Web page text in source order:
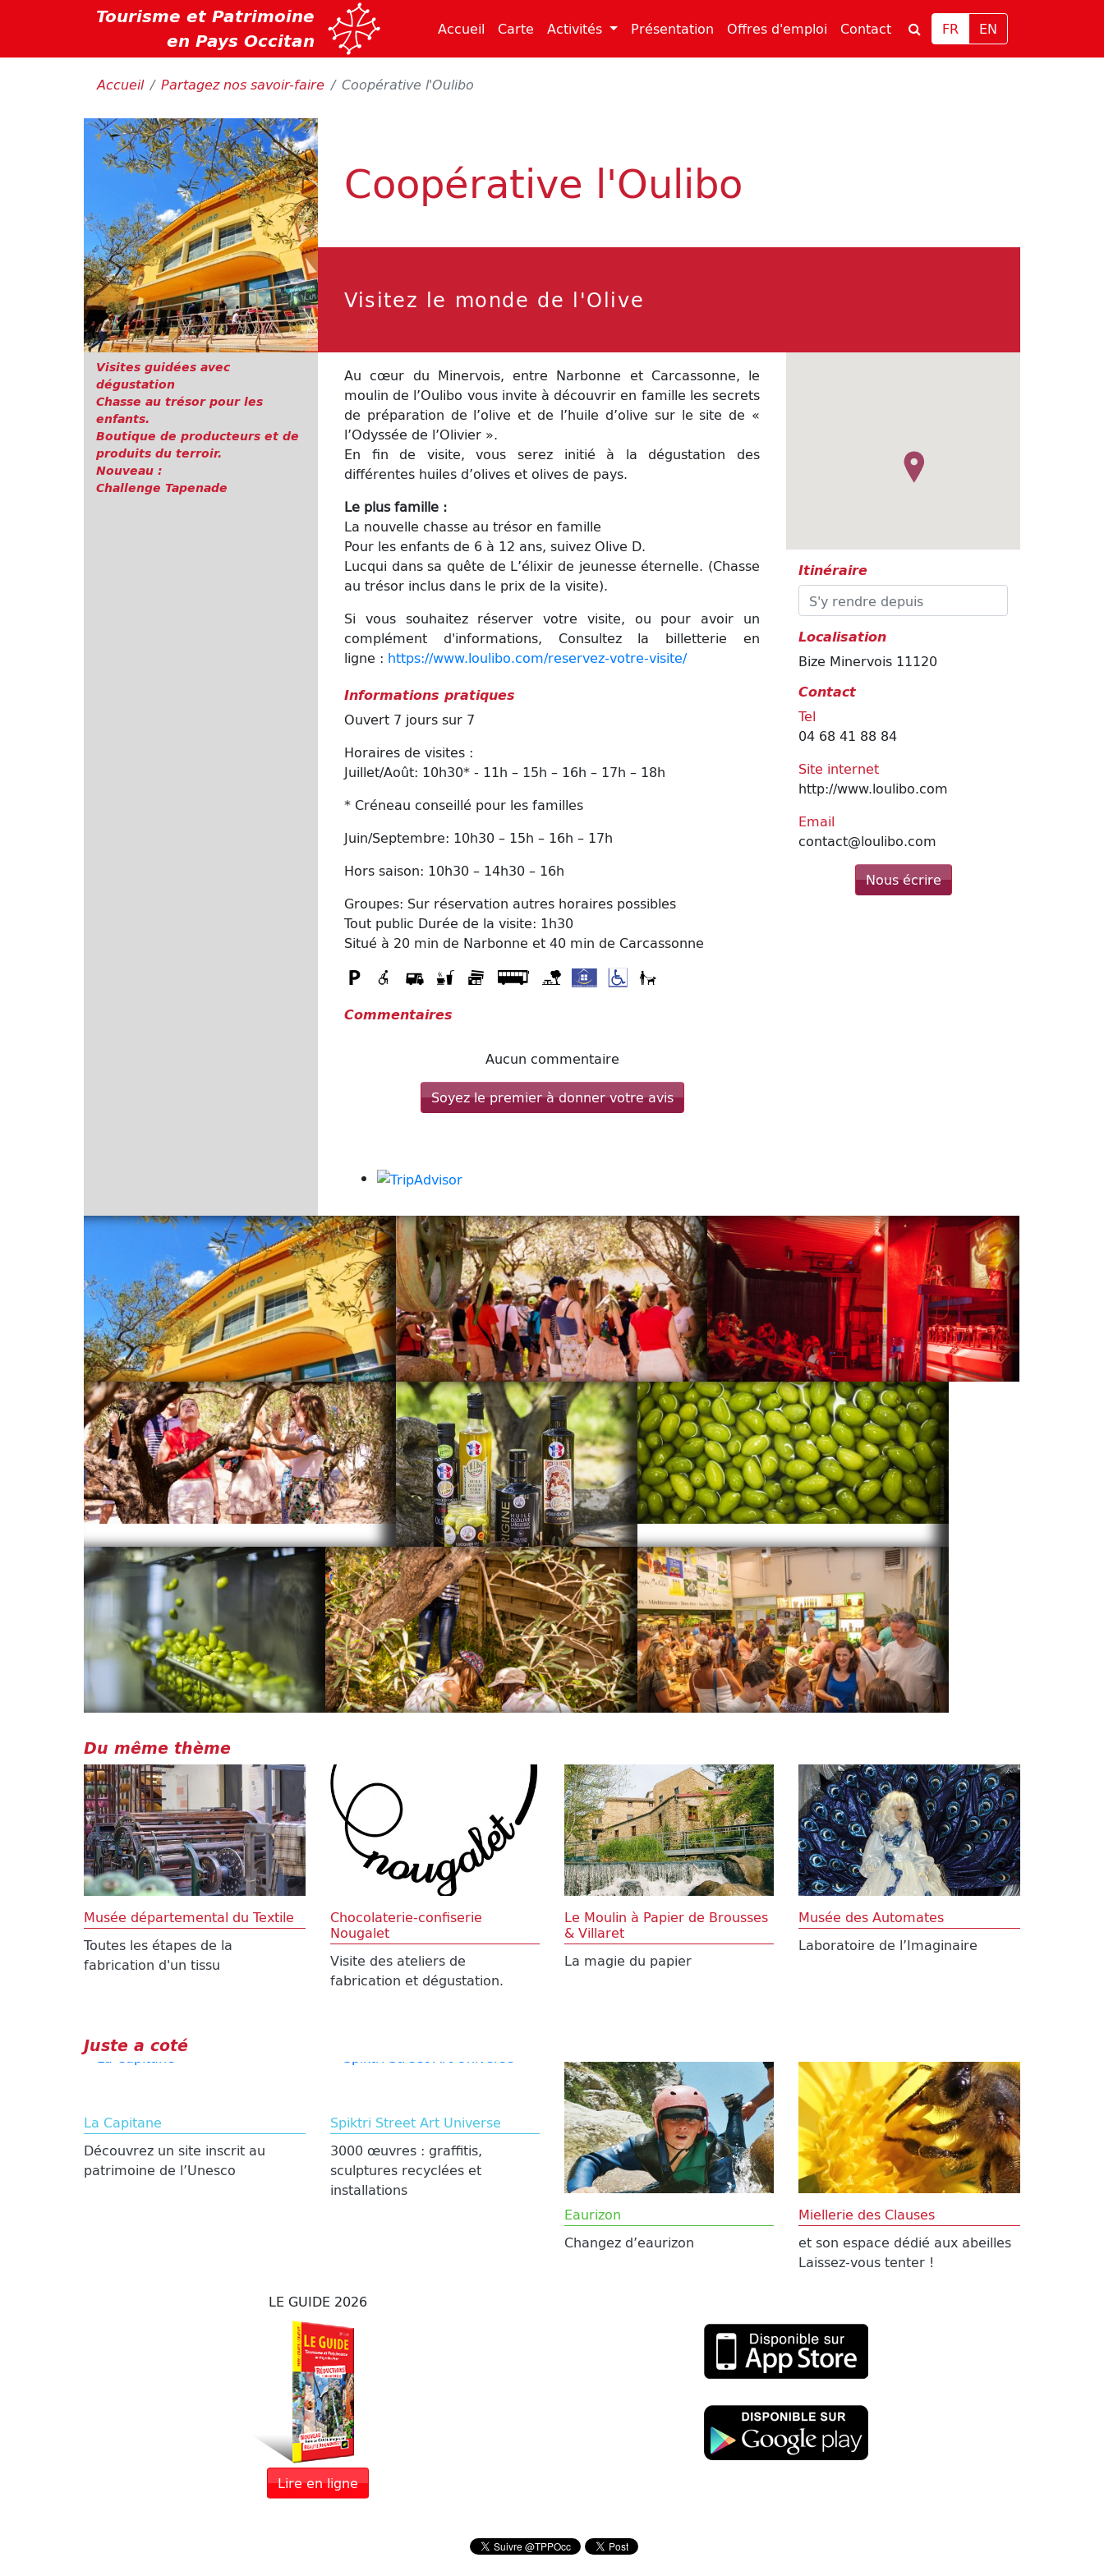
Tourisme et Patrimoine
en Pays Occitan
Accueil (current)
Carte (current)
Activités Présentation (current)
Offres d'emploi Contact(current)FR EN
Accueil Partagez nos savoir-faire Coopérative l'Oulibo
Coopérative l'Oulibo
Visitez le monde de l'Olive
Visites guidées avec
dégustation
Chasse au trésor pour les
enfants.
Boutique de producteurs et de
produits du terroir.
Nouveau :
Challenge Tapenade
Au cœur du Minervois, entre Narbonne et Carcassonne, le
moulin de l’Oulibo vous invite à découvrir en famille les secrets
de préparation de l’olive et de l’huile d’olive sur le site de «
l’Odyssée de l’Olivier ».
En fin de visite, vous serez initié à la dégustation des
différentes huiles d’olives et olives de pays.
Le plus famille :
La nouvelle chasse au trésor en famille
Pour les enfants de 6 à 12 ans, suivez Olive D.
Lucqui dans sa quête de L’élixir de jeunesse éternelle. (Chasse
au trésor inclus dans le prix de la visite).
Si vous souhaitez réserver votre visite, ou pour avoir un
complément d'informations, Consultez la billetterie en
ligne : https://www.loulibo.com/reservez-votre-visite/
Informations pratiques
Ouvert 7 jours sur 7
Horaires de visites :
Juillet/Août: 10h30* - 11h – 15h – 16h – 17h – 18h
* Créneau conseillé pour les familles
Juin/Septembre: 10h30 – 15h – 16h – 17h
Hors saison: 10h30 – 14h30 – 16h
Groupes: Sur réservation autres horaires possibles
Tout public Durée de la visite: 1h30
Situé à 20 min de Narbonne et 40 min de Carcassonne
Commentaires
Aucun commentaire
Soyez le premier à donner votre avis
Itinéraire
Localisation
Bize Minervois 11120
Contact
Tel
04 68 41 88 84
Site internet
http://www.loulibo.com
Email
contact@loulibo.com
Nous écrire
Du même thème
Musée départemental du Textile
Toutes les étapes de la
fabrication d'un tissu
Chocolaterie-confiserie
Nougalet
Visite des ateliers de
fabrication et dégustation.
Le Moulin à Papier de Brousses
& Villaret
La magie du papier
Musée des Automates
Laboratoire de l’Imaginaire
Juste a coté
La Capitane
Découvrez un site inscrit au
patrimoine de l’Unesco
Spiktri Street Art Universe
3000 œuvres : graffitis,
sculptures recyclées et
installations
Eaurizon
Changez d’eaurizon
Miellerie des Clauses
et son espace dédié aux abeilles
Laissez-vous tenter !
LE GUIDE 2026
Lire en ligne